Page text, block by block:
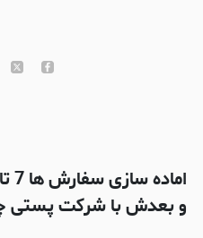
و بعدش با شرکت پستی